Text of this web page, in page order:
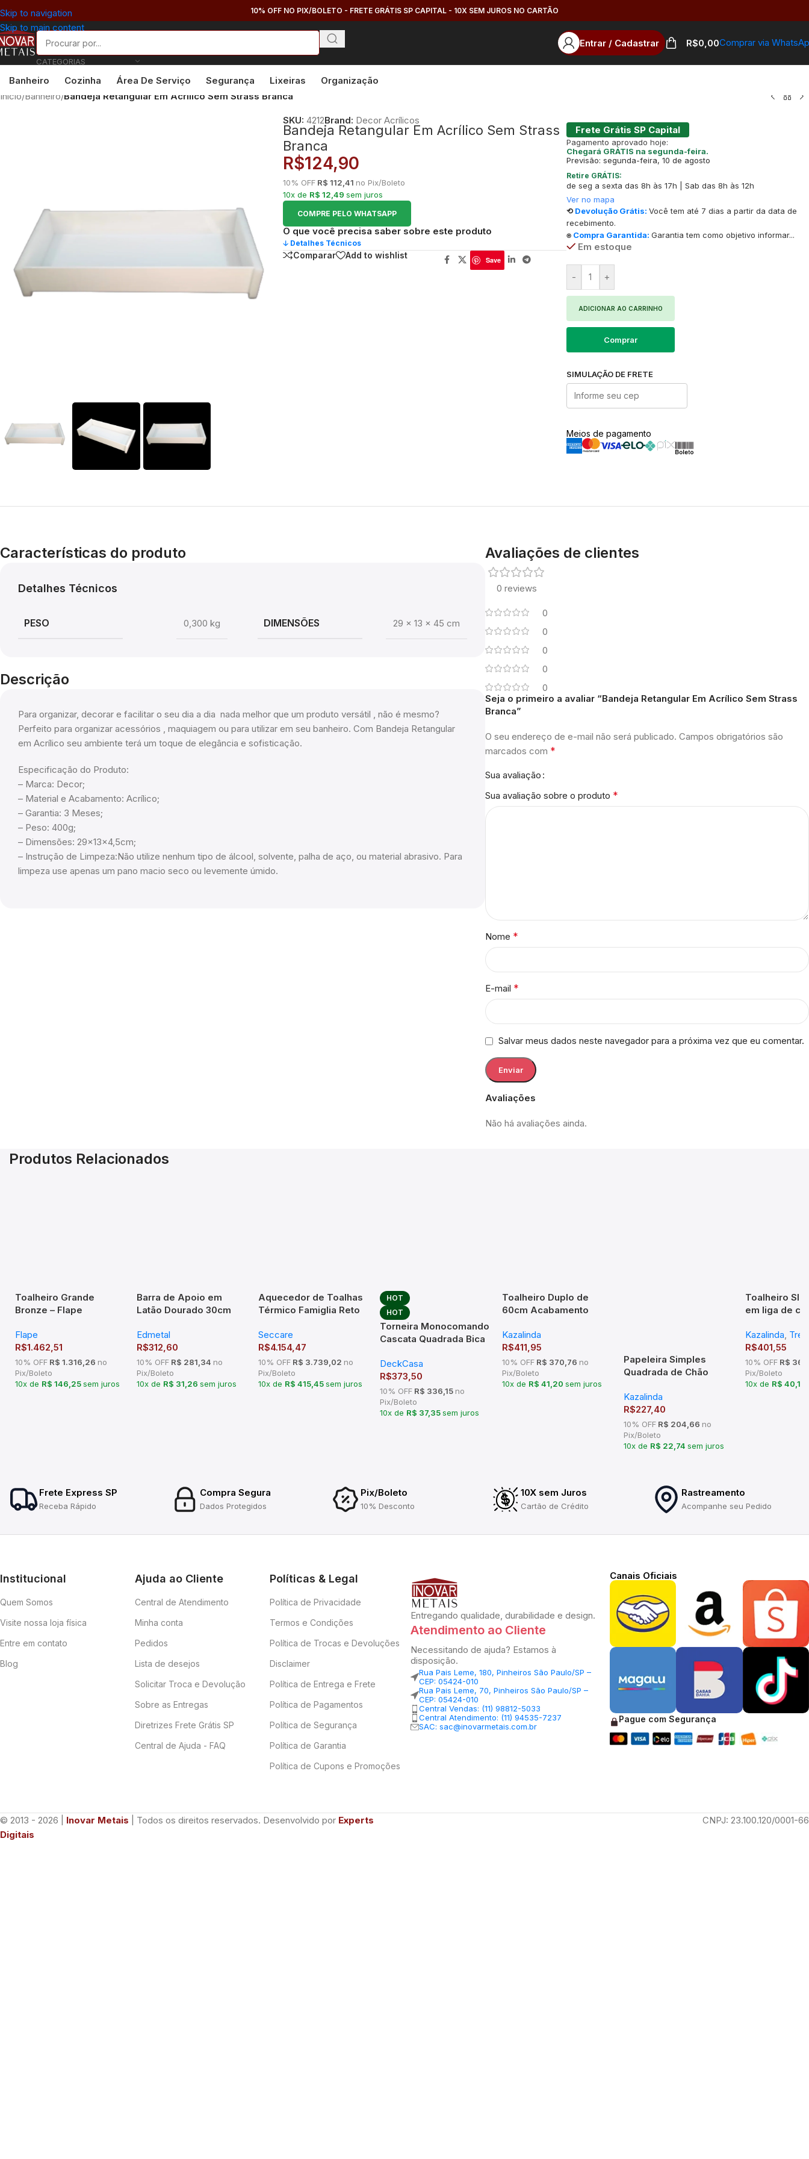
Skip to navigation
Skip to main content
10% OFF NO PIX/BOLETO - FRETE GRÁTIS SP CAPITAL - 10X SEM JUROS NO CARTÃO
CATEGORIAS
Entrar / Cadastrar R$0,00Comprar via
Banheiro Cozinha Área De Serviço Segurança Lixeiras
Organização
Início/Banheiro/Bandeja Retangular Em Acrílico Sem Strass Branca
SKU:4212Brand: Decor Acrílicos
Bandeja Retangular Em Acrílico Sem Strass
Branca
R$124,90
10% OFF R$ 112,41 no Pix/Boleto
10x de R$ 12,49sem juros
COMPRE PELO WHATSAPP
O que você precisa saber sobre este produto
🡣 Detalhes Técnicos
Comparar Add to wishlist Save
Frete Grátis SP Capital
Pagamento aprovado hoje:
Chegará GRÁTIS na segunda-feira.
Previsão: segunda-feira, 10 de agosto
Retire GRÁTIS:
de seg a sexta das 8h às 17h | Sab das 8h às 12h
Ver no mapa
⟲ Devolução Grátis: Você tem até 7 dias a partir da data de
recebimento.
⍟ Compra Garantida: Garantia tem como objetivo informar...
Em estoque
- +
ADICIONAR AO CARRINHO
Comprar
SIMULAÇÃO DE FRETE
Meios de pagamento
Características do produto
Detalhes Técnicos
PESO 0,300 kg DIMENSÕES 29 × 13 × 45 cm
Descrição
Para organizar, decorar e facilitar o seu dia a dia nada melhor que um produto versátil , não é mesmo?
Perfeito para organizar acessórios , maquiagem ou para utilizar em seu banheiro. Com Bandeja Retangular
em Acrílico seu ambiente terá um toque de elegância e sofisticação.
Especificação do Produto:
– Marca: Decor;
– Material e Acabamento: Acrílico;
– Garantia: 3 Meses;
– Peso: 400g;
– Dimensões: 29x13x4,5cm;
– Instrução de Limpeza:Não utilize nenhum tipo de álcool, solvente, palha de aço, ou material abrasivo. Para
limpeza use apenas um pano macio seco ou levemente úmido.
Avaliações de clientes
0 reviews
0
0
0
0
0
Avaliações
Não há avaliações ainda.
Seja o primeiro a avaliar “Bandeja Retangular Em Acrílico Sem Strass
Branca”
O seu endereço de e-mail não será publicado. Campos obrigatórios são
marcados com *
Sua avaliação
Sua avaliação sobre o produto *
Nome *
E-mail *
Salvar meus dados neste navegador para a próxima vez que eu comentar.
Produtos Relacionados
Toalheiro Grande
Bronze – Flape
Flape
R$1.462,51
10% OFF R$ 1.316,26 no
Pix/Boleto
10x de R$ 146,25sem juros
Barra de Apoio em
Latão Dourado 30cm
Edmetal
R$312,60
10% OFF R$ 281,34 no
Pix/Boleto
10x de R$ 31,26sem juros
Aquecedor de Toalhas
Térmico Famiglia Reto
Seccare
R$4.154,47
10% OFF R$ 3.739,02 no
Pix/Boleto
10x de R$ 415,45sem juros
HOT
HOT
Torneira Monocomando
Cascata Quadrada Bica
Deckasa DC-6006C
DeckCasa
R$373,50
10% OFF R$ 336,15 no
Pix/Boleto
10x de R$ 37,35sem juros
Toalheiro Duplo de
60cm Acabamento
Cromado – TM176402
Kazalinda
R$411,95
10% OFFR$ 370,76 no
Pix/Boleto
10x de R$ 41,20 sem juros
Papeleira Simples
Quadrada de Chão
Kazalinda
R$227,40
10% OFFR$ 204,66 no
Pix/Boleto
10x de R$ 22,74 sem juros
Toalheiro
em liga de
Kazalinda
R$401,55
10% OFFR$
Pix/Boleto
10x de R$ 40,16
Frete Express SP
Receba Rápido
Compra Segura
Dados Protegidos
Pix/Boleto
10% Desconto
10X sem Juros
Cartão de Crédito
Rastreamento
Acompanhe seu Pedido
Institucional
Quem Somos
Visite nossa loja física
Entre em contato
Blog
Ajuda ao Cliente
Central de Atendimento
Minha conta
Pedidos
Lista de desejos
Solicitar Troca e Devolução
Sobre as Entregas
Diretrizes Frete Grátis SP
Central de Ajuda - FAQ
Políticas & Legal
Política de Privacidade
Termos e Condições
Política de Trocas e Devoluções
Disclaimer
Política de Entrega e Frete
Política de Pagamentos
Política de Segurança
Política de Garantia
Política de Cupons e Promoções
Entregando qualidade, durabilidade e design.
Atendimento ao Cliente
Necessitando de ajuda? Estamos à
disposição.
Rua Pais Leme, 180, Pinheiros São Paulo/SP –
CEP: 05424-010
Rua Pais Leme, 70, Pinheiros São Paulo/SP –
CEP: 05424-010
Central Vendas: (11) 98812-5033
Central Atendimento: (11) 94535-7237
SAC: sac@inovarmetais.com.br
Canais Oficiais
Pague com Segurança
© 2013 - 2026 | Inovar Metais | Todos os direitos reservados. Desenvolvido por Experts
Digitais
CNPJ: 23.100.120/0001-66